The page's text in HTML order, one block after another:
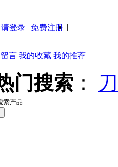
请登录 | 免费注册 ||
言 我的收藏 我的推荐
门搜索 ：